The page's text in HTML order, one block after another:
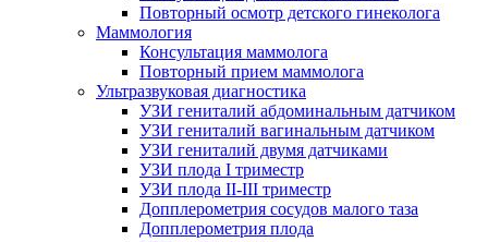
Повторный осмотр детского гинеколога
Маммология
Консультация маммолога
Повторный прием маммолога
Ультразвуковая диагностика
УЗИ гениталий абдоминальным датчиком
УЗИ гениталий вагинальным датчиком
УЗИ гениталий двумя датчиками
УЗИ плода I триместр
УЗИ плода II-III триместр
Допплерометрия сосудов малого таза
Допплерометрия плода